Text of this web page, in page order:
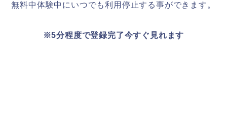
無料中体験中にいつでも利用停止する事ができます。
※5分程度で登録完了今すぐ見れます